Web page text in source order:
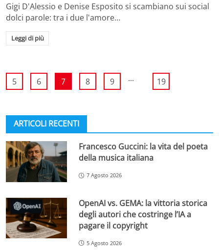
Gigi D'Alessio e Denise Esposito si scambiano sui social
dolci parole: tra i due l'amore…
Leggi di più
5 6 7 8 9 ... 19
ARTICOLI RECENTI
Francesco Guccini: la vita del poeta
della musica italiana
7 Agosto 2026
OpenAI vs. GEMA: la vittoria storica
degli autori che costringe l’IA a
pagare il copyright
5 Agosto 2026